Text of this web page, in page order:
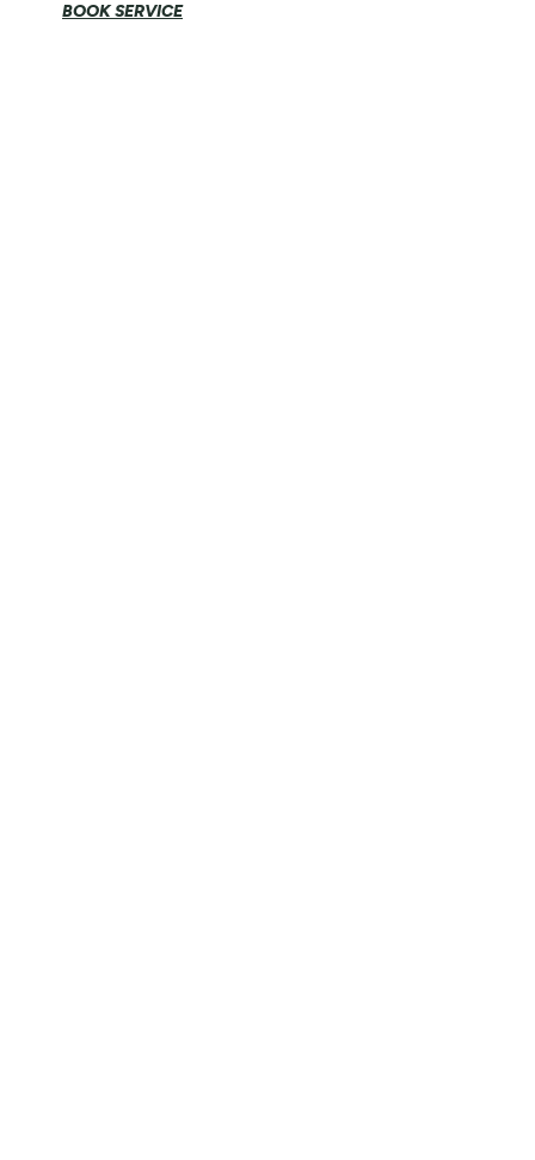
BOOK SERVICE